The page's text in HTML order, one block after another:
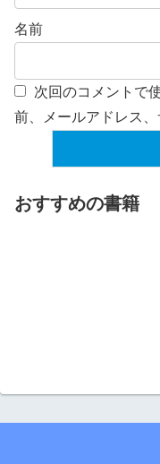
名前
次回のコメントで
前、メールアドレス、
おすすめの書籍